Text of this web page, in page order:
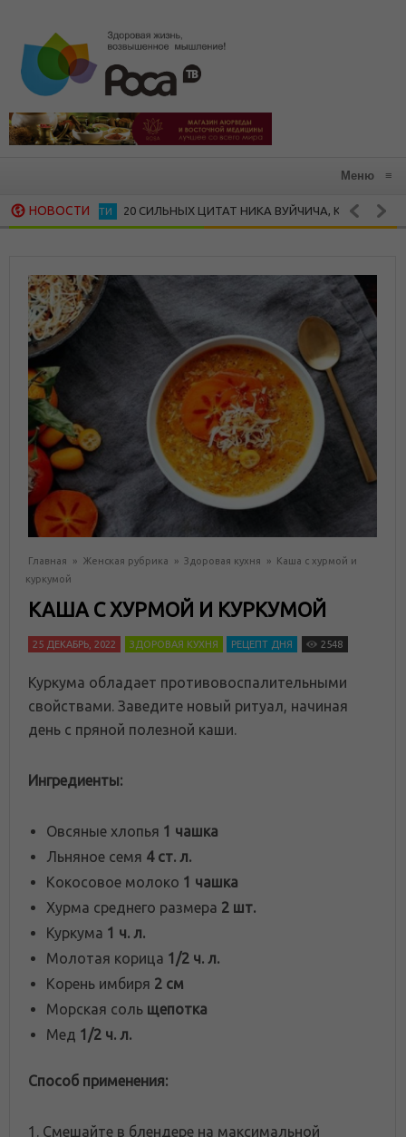
Меню ≡
НОВОСТИ20 СИЛЬНЫХ ЦИТАТ НИКА ВУЙЧИЧА, КОТОРЫЕ
Главная » Женская рубрика » Здоровая кухня » Каша с хурмой и
куркумой
КАША С ХУРМОЙ И КУРКУМОЙ
25 ДЕКАБРЬ, 2022 ЗДОРОВАЯ КУХНЯ РЕЦЕПТ ДНЯ 2548
Куркума обладает противовоспалительными
свойствами. Заведите новый ритуал, начиная
день с пряной полезной каши.
Ингредиенты:
Овсяные хлопья 1 чашка
Льняное семя 4 ст. л.
Кокосовое молоко 1 чашка
Хурма среднего размера 2 шт.
Куркума 1 ч. л.
Молотая корица 1/2 ч. л.
Корень имбиря 2 см
Морская соль щепотка
Мед 1/2 ч. л.
Способ применения:
1. Смешайте в блендере на максимальной